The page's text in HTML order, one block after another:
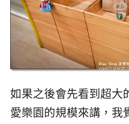
如果之後會先看到超大
愛樂園的規模來講，我